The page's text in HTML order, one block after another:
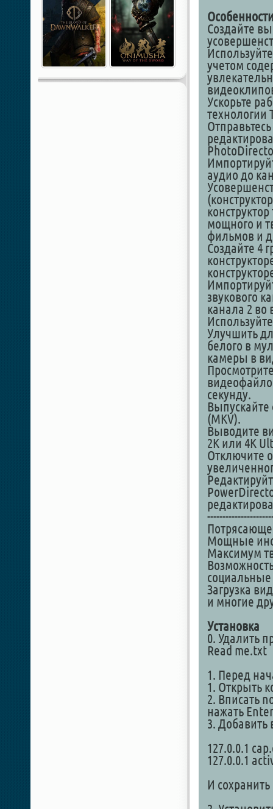
Создайте
учетом
Ускорьте
аудио до
мощного и
фильмов и
Создайте 4
звукового
канала 2 во
Улучшить
белого в
камеры в
секунду.
(MKV).
Выводите
2K или 4K
Отключите
Потрясающе
Мощные
Максимум
социальные
Загрузка
и многие
Установка
0. Удалить
Read me.txt
1. Перед
1. Открыть
2. Вписать
нажать
3.
127.0.0.1
127.0.0.1
И